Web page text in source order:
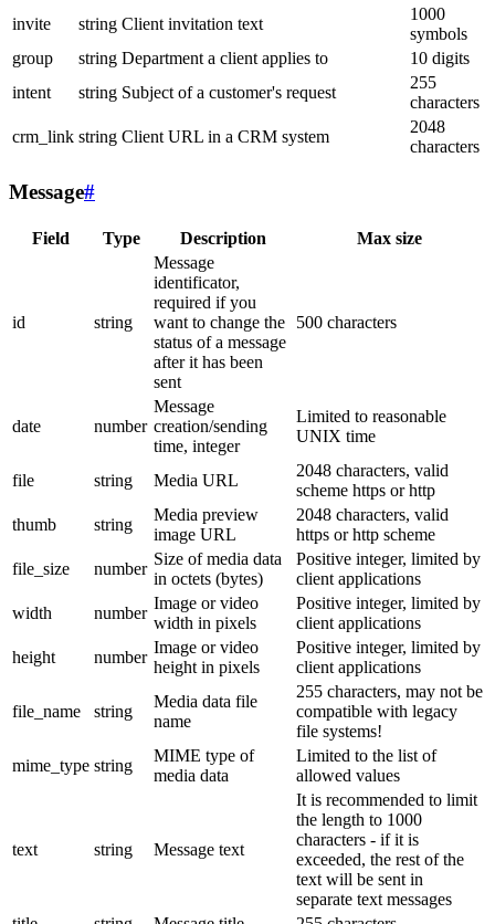
invite
string Client invitation text
1000
symbols
group
string Department a client applies to
10 digits
intent
string Subject of a customer's request
255
characters
crm_link string Client URL in a CRM system
2048
characters
Message#
Field Type Description Max size
id string
Message
identificator,
required if you
want to change the
status of a message
after it has been
sent
500 characters
date number
Message
creation/sending
time, integer
Limited to reasonable
UNIX time
file string Media URL
2048 characters, valid
scheme https or http
thumb
string
Media preview
image URL
2048 characters, valid
https or http scheme
file_size
number
Size of media data
in octets (bytes)
Positive integer, limited by
client applications
width
number
Image or video
width in pixels
Positive integer, limited by
client applications
height
number
Image or video
height in pixels
Positive integer, limited by
client applications
file_name string
Media data file
name
255 characters, may not be
compatible with legacy
file systems!
mime_type string
MIME type of
media data
Limited to the list of
allowed values
text string Message text
It is recommended to limit
the length to 1000
characters - if it is
exceeded, the rest of the
text will be sent in
separate text messages